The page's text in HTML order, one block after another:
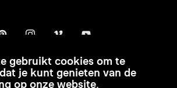
gebruikt cookies om te
je kunt genieten van de
op onze website.